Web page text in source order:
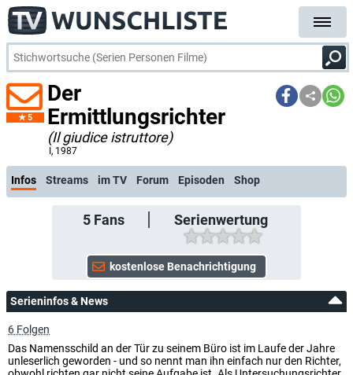
5
Der
Ermittlungsrichter
(Il giudice istruttore)
, 1987
koste
Infos Streams im TV Forum Episoden Shop
5Fans Serienwertung
Serieninfos & News
6 Folgen
Das Namensschild an der Tür zu seinem Büro ist im Laufe der Jahre
unleserlich geworden - und so nennt man ihn einfach nur den Richter,